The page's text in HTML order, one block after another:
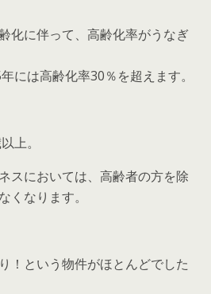
化に伴って、高齢化率がうなぎ
には高齢化率30％を超えます。
上。
スにおいては、高齢者の方を除
くなります。
！という物件がほとんどでした